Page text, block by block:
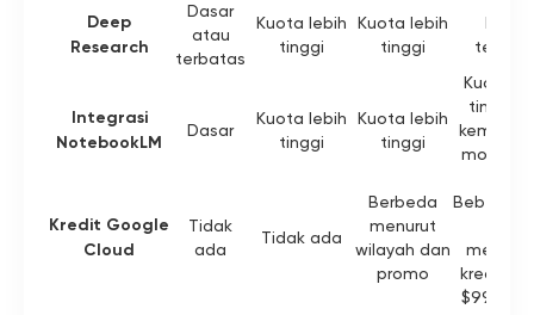
Deep
Research
Dasar
atau
terbatas
Kuota lebih
tinggi
Kuota lebih
tinggi
Kuota
Integrasi
NotebookLM
Dasar
Kuota lebih
tinggi
Kuota lebih
tinggi
Kuota
tinggi
model
Kredit Google
Cloud
Tidak
ada
Tidak ada
Berbeda
menurut
wilayah dan
promo
kredit
$99.99